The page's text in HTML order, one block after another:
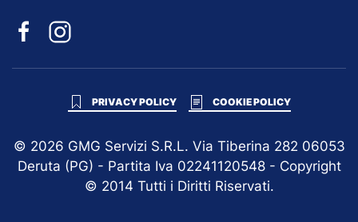
PRIVACY POLICY COOKIE POLICY
© 2026 GMG Servizi S.R.L. Via Tiberina 282 06053
Deruta (PG) - Partita Iva 02241120548 - Copyright
© 2014 Tutti i Diritti Riservati.